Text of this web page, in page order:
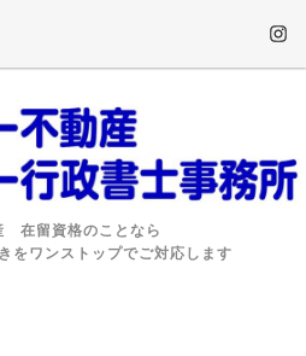
在留資格のことなら
ワンストップでご対応します